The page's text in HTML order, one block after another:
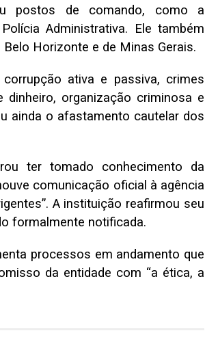
postos de comando, como a
Administrativa. Ele também
Horizonte e de Minas Gerais.
ativa e passiva, crimes
dinheiro, organização criminosa e
ainda o afastamento cautelar dos
ter tomado conhecimento da
comunicação oficial à agência
A instituição reafirmou seu
formalmente notificada.
processos em andamento que
da entidade com “a ética, a